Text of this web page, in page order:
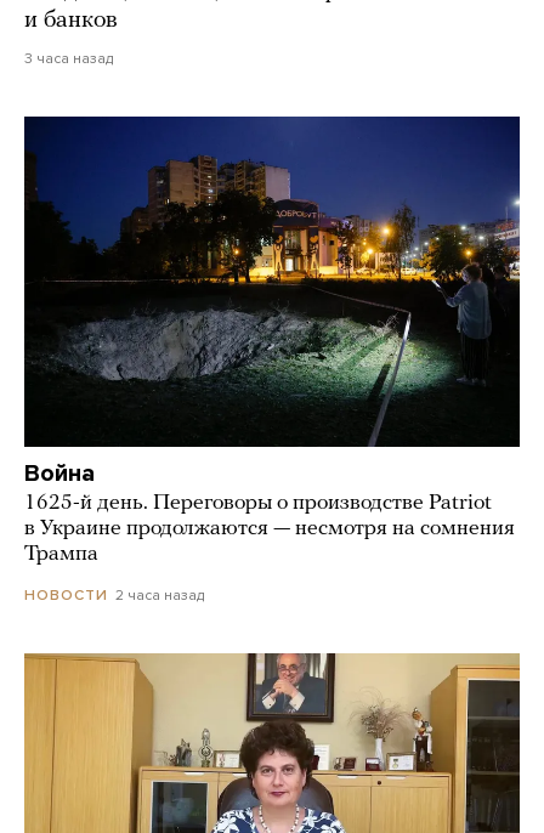
и банков
3 часа назад
Война
1625-й день. Переговоры о производстве Patriot
в Украине продолжаются — несмотря на сомнения
Трампа
НОВОСТИ 2 часа назад